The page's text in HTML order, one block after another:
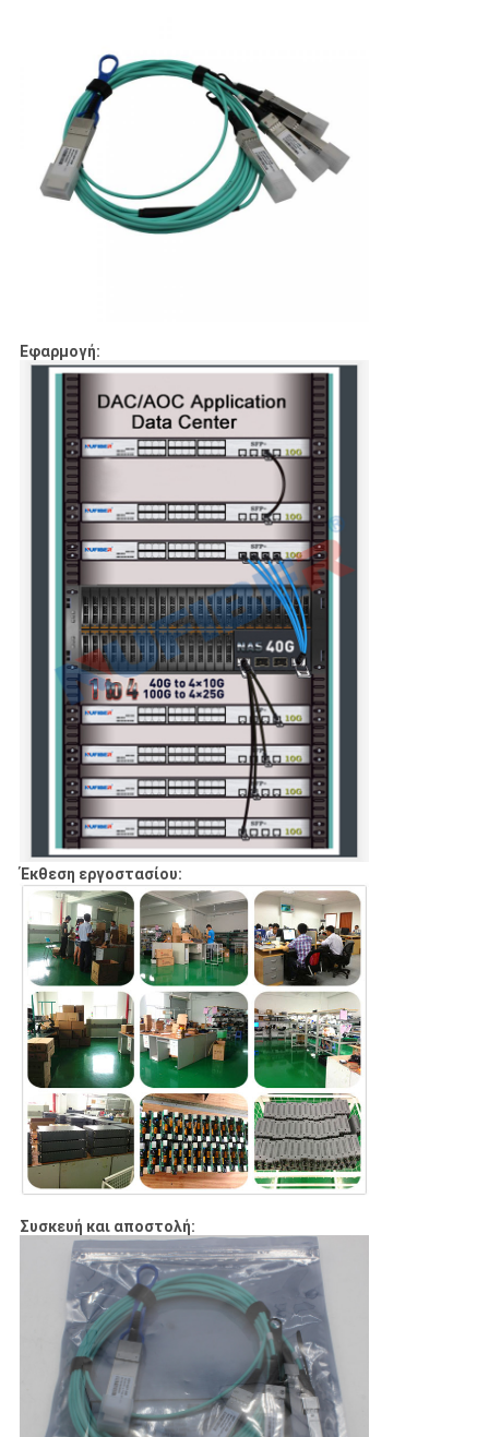
Εφαρμογή:
Έκθεση εργοστασίου:
Συσκευή και αποστολή: